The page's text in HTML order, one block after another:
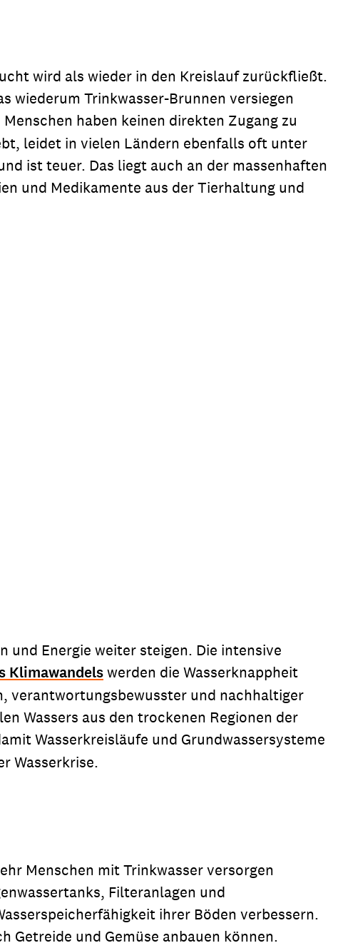
wird als wieder in den Kreislauf zurückfließt.
wiederum Trinkwasser-Brunnen versiegen
haben keinen direkten Zugang zu
leidet in vielen Ländern ebenfalls oft unter
ist teuer. Das liegt auch an der massenhaften
und Medikamente aus der Tierhaltung und
Energie weiter steigen. Die intensive
Klimawandelswerden die Wasserknappheit
verantwortungsbewusster und nachhaltiger
Wassers aus den trockenen Regionen der
Wasserkreisläufe und Grundwassersysteme
Wasserkrise.
Menschen mit Trinkwasser versorgen
Filteranlagen und
ihrer Böden verbessern.
Getreide und Gemüse anbauen können.